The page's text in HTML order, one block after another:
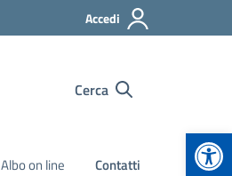
Accedi
Cerca
Albo on line Contatti